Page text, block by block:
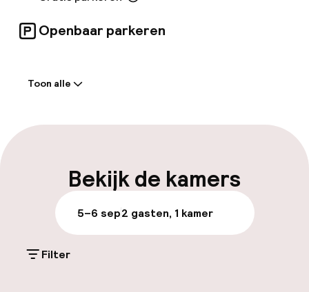
Openbaar parkeren
Bagageruimte
Parkeren & mobiliteit
Parkeergelegenheid op eigen terrein
(buiten)
Gratis parkeren
Toon alle
Bekijk de kamers
5–6 sep2 gasten, 1 kamer
Filter